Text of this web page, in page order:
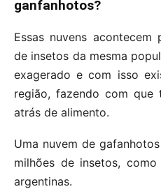
ganfanhotos?
Essas nuvens
de insetos da mesma
exagerado e com isso
região, fazendo com que
atrás de alimento.
Uma nuvem de
milhões de insetos,
argentinas.